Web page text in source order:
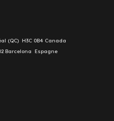
(QC) H3C 0B4 Canada
Barcelona Espagne